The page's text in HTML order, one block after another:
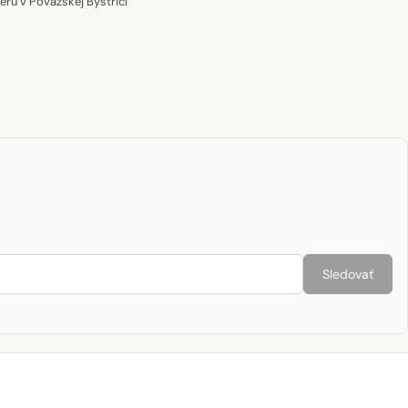
Sledovať